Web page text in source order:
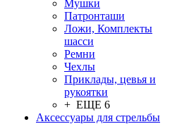
Мушки
Патронташи
Ложи, Комплекты
шасси
Ремни
Чехлы
Приклады, цевья и
рукоятки
+ ЕЩЕ 6
Аксессуары для стрельбы